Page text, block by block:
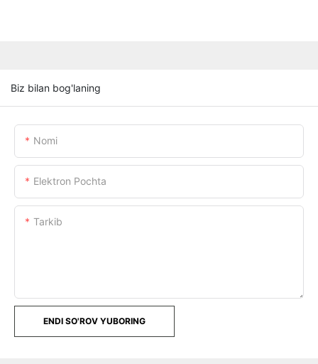
Biz bilan bog'laning
Nomi
Elektron Pochta
Tarkib
ENDI SO'ROV YUBORING